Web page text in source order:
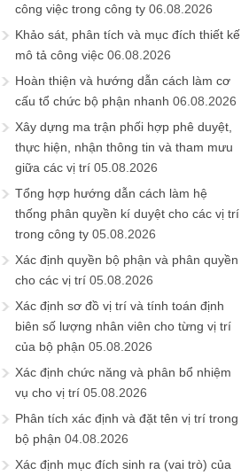
công việc trong công ty 06.08.2026
Khảo sát, phân tích và mục đích thiết kế
mô tả công việc 06.08.2026
Hoàn thiện và hướng dẫn cách làm cơ
cấu tổ chức bộ phận nhanh 06.08.2026
Xây dựng ma trận phối hợp phê duyệt,
thực hiện, nhận thông tin và tham mưu
giữa các vị trí 05.08.2026
Tổng hợp hướng dẫn cách làm hệ
thống phân quyền kí duyệt cho các vị trí
trong công ty 05.08.2026
Xác định quyền bộ phận và phân quyền
cho các vị trí 05.08.2026
Xác định sơ đồ vị trí và tính toán định
biên số lượng nhân viên cho từng vị trí
của bộ phận 05.08.2026
Xác định chức năng và phân bổ nhiệm
vụ cho vị trí 05.08.2026
Phân tích xác định và đặt tên vị trí trong
bộ phận 04.08.2026
Xác định mục đích sinh ra (vai trò) của